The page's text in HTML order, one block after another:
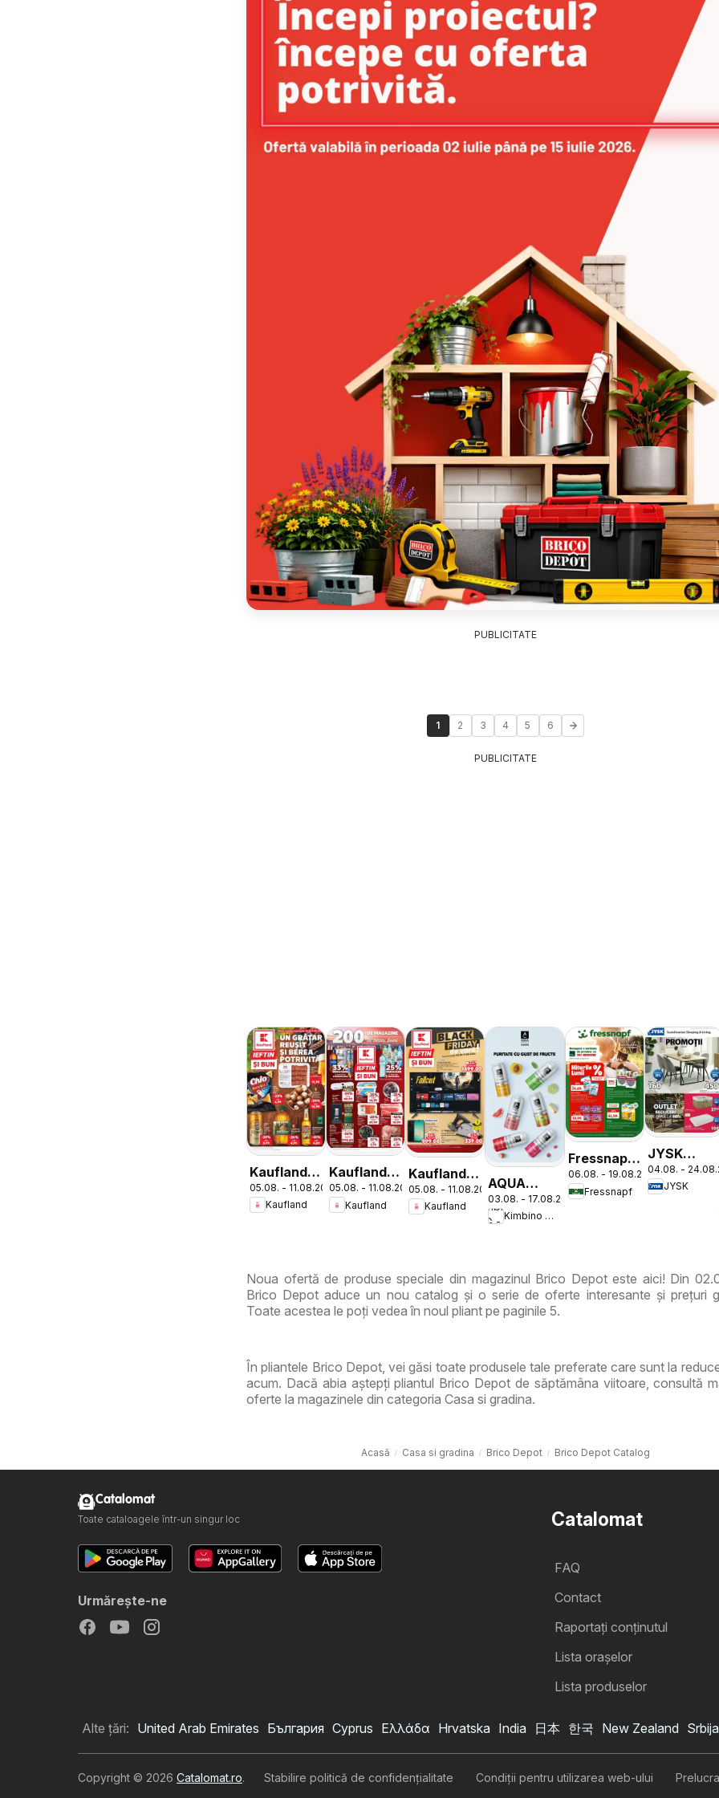
Catalog Brico Depot
Vreau să mă abonez la catalog
PUBLICITATE
1 2 3 4 5 6
PUBLICITATE
Kaufland
Catalog
Tematic
05.08. - 11.08.2026
Kaufland
Kaufland
Domnesti
05.08. - 11.08.2026
Kaufland
Kaufland
Catalog
Nonfood
05.08. - 11.08.2026
Kaufland
AQUA
Carpatica
Flavours
03.08. - 17.08.2026
Kimbino MG - RO
Fressnapf
Catalog
06.08. - 19.08.2026
Fressnapf
JYSK
Catalog
04.08. -
JYSK
Noua ofertă de produse speciale din magazinul Brico Depot este aici! Din
Brico Depot aduce un nou catalog și o serie de oferte interesante și prețuri
Toate acestea le poți vedea în noul pliant pe paginile 5.
În pliantele Brico Depot, vei găsi toate produsele tale preferate care sunt la
acum. Dacă abia aștepți pliantul Brico Depot de săptămâna viitoare, consultă
oferte la magazinele din categoria Casa si gradina.
Acasă Casa si gradina Brico Depot Brico Depot Catalog
Catalomat
FAQ
Contact
Raportați conținutul
Lista oraşelor
Lista produselor
Catalomat
Toate cataloagele într-un singur loc
Urmăreşte-ne
Alte țări: United Arab Emirates България Cyprus Ελλάδα Hrvatska India 日本 한국 New Zealand Srbija
Copyright © 2026 Catalomat.ro. Stabilire politică de confidenţialitate Condiţii pentru utilizarea web-ului